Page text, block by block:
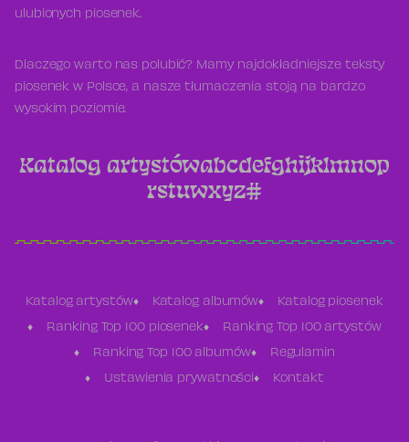
ulubionych piosenek.
Dlaczego warto nas polubić? Mamy najdokładniejsze teksty
piosenek w Polsce, a nasze tłumaczenia stoją na bardzo
wysokim poziomie.
Katalog artystówabcdefghijklmnop
rstuwxyz#
Katalog artystów Katalog albumów Katalog piosenek
Ranking Top 100 piosenek Ranking Top 100 artystów
Ranking Top 100 albumów Regulamin
Ustawienia prywatności Kontakt